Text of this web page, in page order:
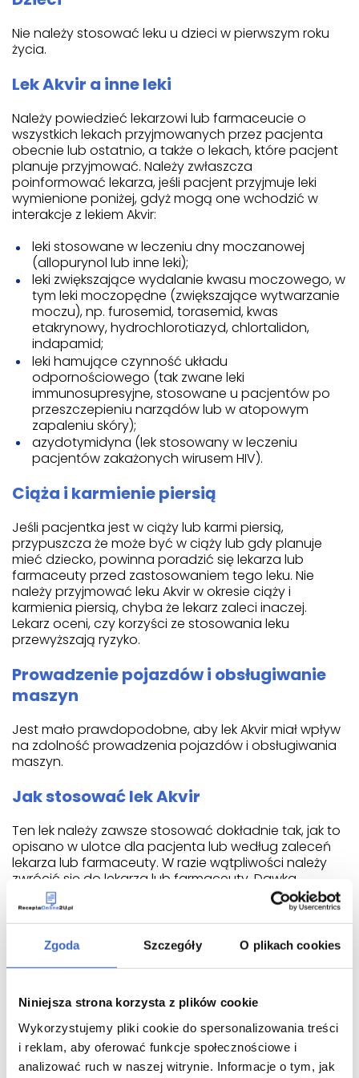
Zgoda Szczegóły O plikach cookies
Niniejsza strona korzysta z plików cookie
Wykorzystujemy pliki cookie do spersonalizowania treści
i reklam, aby oferować funkcje społecznościowe i
analizować ruch w naszej witrynie. Informacje o tym, jak
Nie należy stosować leku u dzieci w pierwszym roku
życia.
Lek Akvir a inne leki
Należy powiedzieć lekarzowi lub farmaceucie o
wszystkich lekach przyjmowanych przez pacjenta
obecnie lub ostatnio, a także o lekach, które pacjent
planuje przyjmować. Należy zwłaszcza
poinformować lekarza, jeśli pacjent przyjmuje leki
wymienione poniżej, gdyż mogą one wchodzić w
interakcje z lekiem Akvir:
leki stosowane w leczeniu dny moczanowej
(allopurynol lub inne leki);
leki zwiększające wydalanie kwasu moczowego, w
tym leki moczopędne (zwiększające wytwarzanie
moczu), np. furosemid, torasemid, kwas
etakrynowy, hydrochlorotiazyd, chlortalidon,
indapamid;
leki hamujące czynność układu
odpornościowego (tak zwane leki
immunosupresyjne, stosowane u pacjentów po
przeszczepieniu narządów lub w atopowym
zapaleniu skóry);
azydotymidyna (lek stosowany w leczeniu
pacjentów zakażonych wirusem HIV).
Ciąża i karmienie piersią
Jeśli pacjentka jest w ciąży lub karmi piersią,
przypuszcza że może być w ciąży lub gdy planuje
mieć dziecko, powinna poradzić się lekarza lub
farmaceuty przed zastosowaniem tego leku. Nie
należy przyjmować leku Akvir w okresie ciąży i
karmienia piersią, chyba że lekarz zaleci inaczej.
Lekarz oceni, czy korzyści ze stosowania leku
przewyższają ryzyko.
Prowadzenie pojazdów i obsługiwanie
maszyn
Jest mało prawdopodobne, aby lek Akvir miał wpływ
na zdolność prowadzenia pojazdów i obsługiwania
maszyn.
Jak stosować lek Akvir
Ten lek należy zawsze stosować dokładnie tak, jak to
opisano w ulotce dla pacjenta lub według zaleceń
lekarza lub farmaceuty. W razie wątpliwości należy
zwrócić się do lekarza lub farmaceuty. Dawka
ustalana jest na podstawie masy ciała pacjenta
oraz zależy od stopnia nasilenia choroby. Dawkę
dobową należy podzielić na równe dawki
pojedyncze, podawane kilka razy na dobę.
Dorośli, w tym osoby w podeszłym wieku (powyżej 65
lat)
Zalecana dawka to 50 mg na kg masy ciała na
dobę. Zazwyczaj dawka dobowa wynosi 6 tabletek